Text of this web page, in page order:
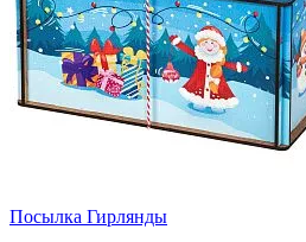
Посылка Гирлянды